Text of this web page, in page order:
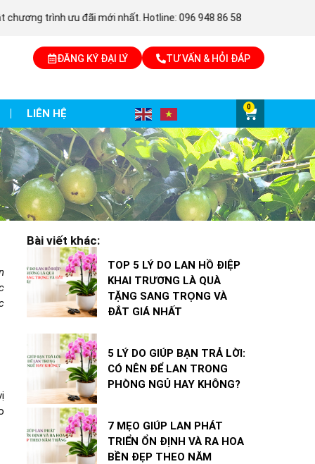
ưu đãi mới nhất. Hotline: 096 948 86 58
ĐĂNG KÝ ĐẠI LÝ TƯ VẤN & HỎI ĐÁP
LIÊN HỆ
0
Bài viết khác:
TOP 5 LÝ DO LAN HỒ ĐIỆP
KHAI TRƯƠNG LÀ QUÀ
TẶNG SANG TRỌNG VÀ
ĐẮT GIÁ NHẤT
5 LÝ DO GIÚP BẠN TRẢ LỜI:
CÓ NÊN ĐỂ LAN TRONG
PHÒNG NGỦ HAY KHÔNG?
7 MẸO GIÚP LAN PHÁT
TRIỂN ỔN ĐỊNH VÀ RA HOA
BỀN ĐẸP THEO NĂM